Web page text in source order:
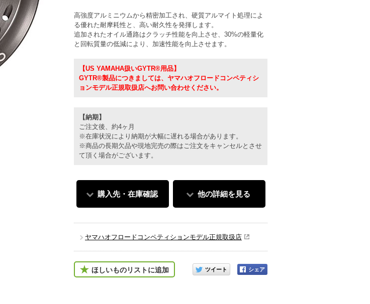
高強度アルミニウムから精密加工され、硬質アルマイト処理によ
る優れた耐摩耗性と、高い耐久性を発揮します。
追加されたオイル通路はクラッチ性能を向上させ、30%の軽量化
と回転質量の低減により、加速性能を向上させます。
【US YAMAHA扱いGYTR®用品】
GYTR®製品につきましては、ヤマハオフロードコンペティシ
ョンモデル正規取扱店へお問い合わせください。
【納期】
ご注文後、約4ヶ月
※在庫状況により納期が大幅に遅れる場合があります。
※商品の長期欠品や現地完売の際はご注文をキャンセルとさせ
て頂く場合がございます。
購入先・在庫確認 他の詳細を見る
ヤマハオフロードコンペティションモデル正規取扱店
ほしいものリストに追加
このアイテムをシェアする